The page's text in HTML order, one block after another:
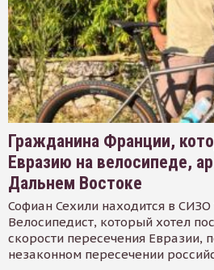
Гражданина Франции,
Евразию на велосипеде,
Дальнем Востоке
Софиан Сехили находится в СИЗО
Велосипедист, который хотел
скорости пересечения Евразии,
незаконном пересечении